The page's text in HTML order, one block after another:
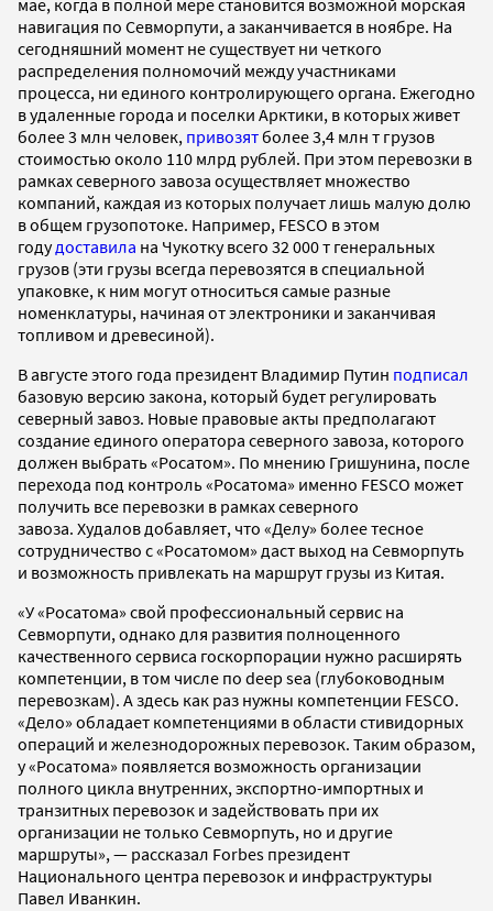
мае, когда в полной мере становится возможной морская
навигация по Севморпути, а заканчивается в ноябре. На
сегодняшний момент не существует ни четкого
распределения полномочий между участниками
процесса, ни единого контролирующего органа. Ежегодно
в удаленные города и поселки Арктики, в которых живет
более 3 млн человек, привозятболее 3,4 млн т грузов
стоимостью около 110 млрд рублей. При этом перевозки в
рамках северного завоза осуществляет множество
компаний, каждая из которых получает лишь малую долю
в общем грузопотоке. Например, FESCO в этом
годудоставила на Чукотку всего 32 000 т генеральных
грузов (эти грузы всегда перевозятся в специальной
упаковке, к ним могут относиться самые разные
номенклатуры, начиная от электроники и заканчивая
топливом и древесиной).
В августе этого года президент Владимир Путин подписал
базовую версию закона, который будет регулировать
северный завоз. Новые правовые акты предполагают
создание единого оператора северного завоза, которого
должен выбрать «Росатом». По мнению Гришунина, после
перехода под контроль «Росатома» именно FESCO может
получить все перевозки в рамках северного
завоза. Худалов добавляет, что «Делу» более тесное
сотрудничество с «Росатомом» даст выход на Севморпуть
и возможность привлекать на маршрут грузы из Китая.
«У «Росатома» свой профессиональный сервис на
Севморпути, однако для развития полноценного
качественного сервиса госкорпорации нужно расширять
компетенции, в том числе по deep sea (глубоководным
перевозкам). А здесь как раз нужны компетенции FESCO.
«Дело» обладает компетенциями в области стивидорных
операций и железнодорожных перевозок. Таким образом,
у «Росатома» появляется возможность организации
полного цикла внутренних, экспортно-импортных и
транзитных перевозок и задействовать при их
организации не только Севморпуть, но и другие
маршруты», — рассказал Forbes президент
Национального центра перевозок и инфраструктуры
Павел Иванкин.